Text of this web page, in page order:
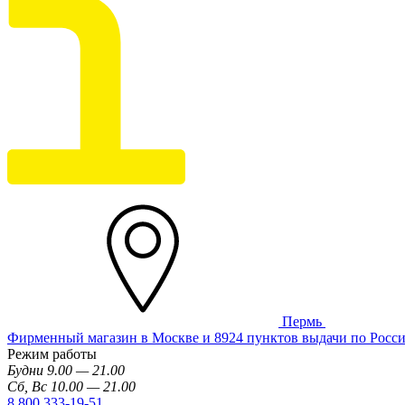
Пермь
Фирменный магазин в Москве и 8924 пунктов выдачи по
Режим работы
Будни 9.00 — 21.00
Сб, Вс 10.00 — 21.00